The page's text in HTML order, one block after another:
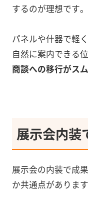
するのが理想です。
パネルや什器で軽
自然に案内できる
商談への移行がス
展示会内装
展示会の内装で成
か共通点があります